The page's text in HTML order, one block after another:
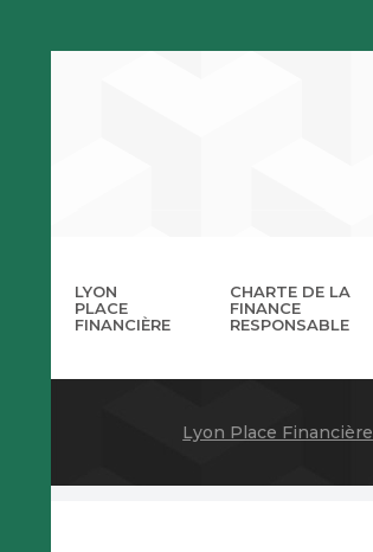
LYON
PLACE
FINANCIÈRE
CHARTE DE LA
FINANCE
RESPONSABLE
Lyon Place Financière